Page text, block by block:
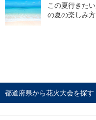
この夏行きた
の夏の楽しみ
都道府県から花火大会を探す